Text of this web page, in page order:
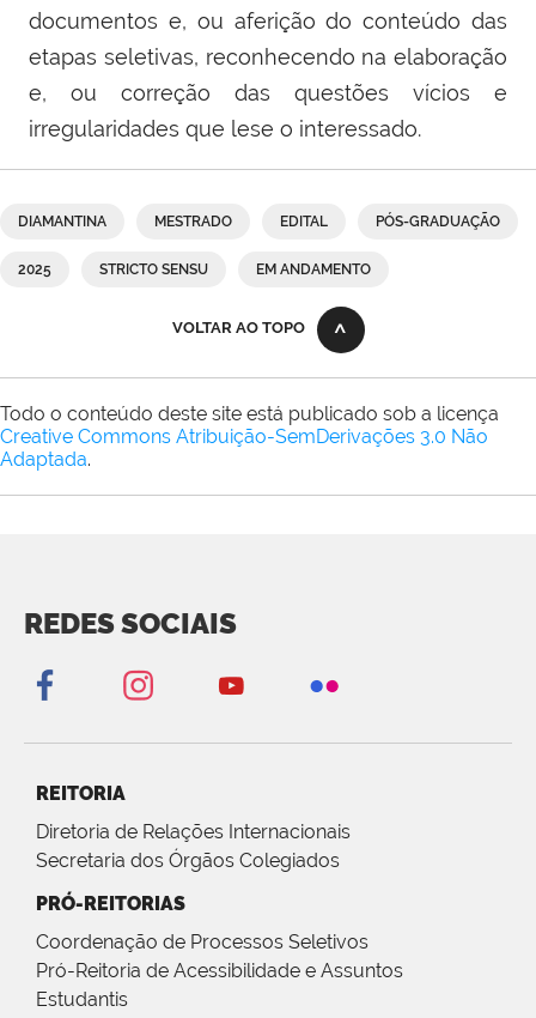
documentos e, ou aferição do conteúdo das
etapas seletivas, reconhecendo na elaboração
e, ou correção das questões vícios e
irregularidades que lese o interessado.
DIAMANTINA MESTRADO EDITAL PÓS-GRADUAÇÃO
2025 STRICTO SENSU EM ANDAMENTO
VOLTAR AO TOPO
Todo o conteúdo deste site está publicado sob a licença
Creative Commons Atribuição-SemDerivações 3.0 Não
Adaptada.
REDES SOCIAIS
REITORIA
Diretoria de Relações Internacionais
Secretaria dos Órgãos Colegiados
PRÓ-REITORIAS
Coordenação de Processos Seletivos
Pró-Reitoria de Acessibilidade e Assuntos
Estudantis